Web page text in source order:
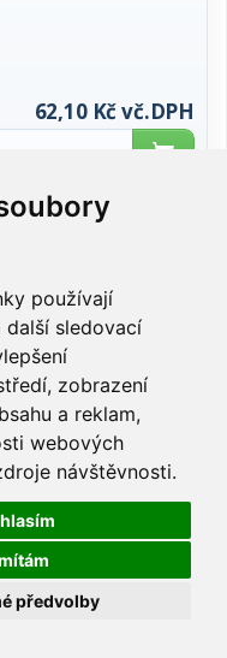
používají
sledovací
zobrazení
a reklam,
webových
návštěvnosti.
předvolby
62,10 Kč vč.DPH
SKLADEM
si děťátko
barvu